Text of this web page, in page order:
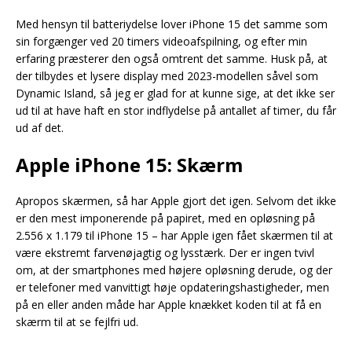
Med hensyn til batteriydelse lover iPhone 15 det samme som
sin forgænger ved 20 timers videoafspilning, og efter min
erfaring præsterer den også omtrent det samme. Husk på, at
der tilbydes et lysere display med 2023-modellen såvel som
Dynamic Island, så jeg er glad for at kunne sige, at det ikke ser
ud til at have haft en stor indflydelse på antallet af timer, du får
ud af det.
Apple iPhone 15: Skærm
Apropos skærmen, så har Apple gjort det igen. Selvom det ikke
er den mest imponerende på papiret, med en opløsning på
2.556 x 1.179 til iPhone 15 – har Apple igen fået skærmen til at
være ekstremt farvenøjagtig og lysstærk. Der er ingen tvivl
om, at der smartphones med højere opløsning derude, og der
er telefoner med vanvittigt høje opdateringshastigheder, men
på en eller anden måde har Apple knækket koden til at få en
skærm til at se fejlfri ud.